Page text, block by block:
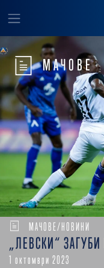
МАЧОВЕ
МАЧОВЕ/НОВИНИ
„ЛЕВСКИ“
1 октомври 2023